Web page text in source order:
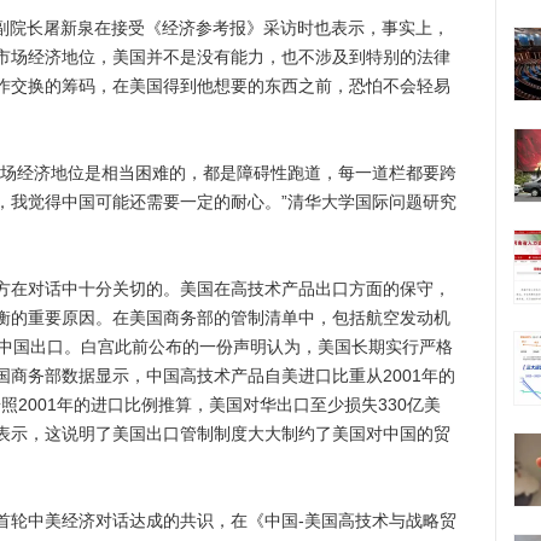
屠新泉在接受《经济参考报》采访时也表示，事实上，
场经济地位，美国并不是没有能力，也不涉及到特别的法律
交换的筹码，在美国得到他想要的东西之前，恐怕不会轻易
济地位是相当困难的，都是障碍性跑道，每一道栏都要跨
觉得中国可能还需要一定的耐心。”清华大学国际问题研究
话中十分关切的。美国在高技术产品出口方面的保守，
的重要原因。在美国商务部的管制清单中，包括航空发动机
国出口。白宫此前公布的一份声明认为，美国长期实行严格
商务部数据显示，中国高技术产品自美进口比重从2001年的
2001年的进口比例推算，美国对华出口至少损失330亿美
示，这说明了美国出口管制制度大大制约了美国对中国的贸
美经济对话达成的共识，在《中国-美国高技术与战略贸